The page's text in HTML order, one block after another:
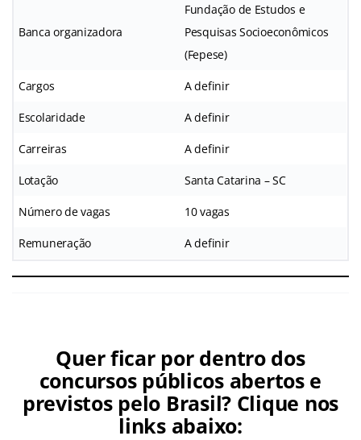
Banca organizadora
Fundação de Estudos e
Pesquisas Socioeconômicos
(Fepese)
Cargos A definir
Escolaridade A definir
Carreiras A definir
Lotação Santa Catarina – SC
Número de vagas 10 vagas
Remuneração A definir
Quer ficar por dentro dos
concursos públicos abertos e
previstos pelo Brasil? Clique nos
links abaixo: